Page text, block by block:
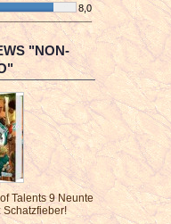
8,0
"NON-
Talents 9 Neunte
Schatzfieber!